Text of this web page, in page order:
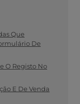
Que
De
O Registo No
E De Venda